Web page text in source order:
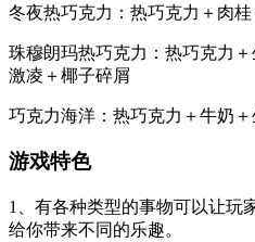
冬夜热巧克力：热巧克力＋肉
珠穆朗玛热巧克力：热巧克力
激凌＋椰子碎屑
巧克力海洋：热巧克力＋牛奶
游戏特色
1、有各种类型的事物可以让玩
给你带来不同的乐趣。